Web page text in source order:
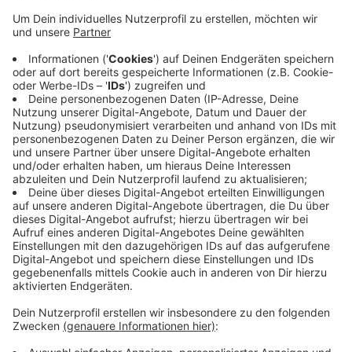
Veröffentlicht:Montag, 31.01.2022 18:24
Anzeige
Mit dem Geld können die OGS-Träger weiteres
Personal einstellen und Lernangebote schaffen, mit
denen pandemiebedingt entstandene Defizite bei den
Kindern abgemildert werden. Außerdem ist Geld für
das Programm "Extra-Zeit" bewilligt worden. Hierbei
werden an Schulen in den Oster- und Sommerferien
zusätzliche Lern-Angebote geschaffen.
Anzeige